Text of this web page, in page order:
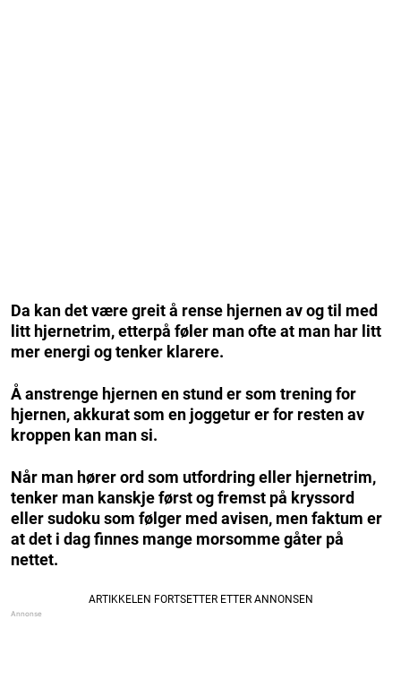
Da kan det være greit å rense hjernen av og til med
litt hjernetrim, etterpå føler man ofte at man har litt
mer energi og tenker klarere.
Å anstrenge hjernen en stund er som trening for
hjernen, akkurat som en joggetur er for resten av
kroppen kan man si.
Når man hører ord som utfordring eller hjernetrim,
tenker man kanskje først og fremst på kryssord
eller sudoku som følger med avisen, men faktum er
at det i dag finnes mange morsomme gåter på
nettet.